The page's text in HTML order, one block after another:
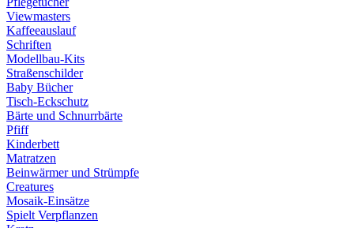
Viewmasters
Kaffeeauslauf
Schriften
Modellbau-Kits
Straßenschilder
Baby Bücher
Tisch-Eckschutz
Bärte und Schnurrbärte
Pfiff
Kinderbett
Matratzen
Beinwärmer und Strümpfe
Creatures
Mosaik-Einsätze
Spielt Verpflanzen